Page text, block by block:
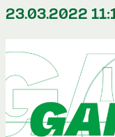
23.03.2022